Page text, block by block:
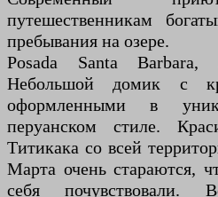
путешественникам
пребывания на озере.
Posada Santa
Небольшой домик с
оформленными в
перуанском стиле.
Титикака со всей
Марта очень стараются,
себя почувствовали.